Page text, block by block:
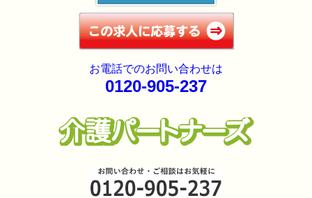
お電話でのお問い合わせは
0120-905-237